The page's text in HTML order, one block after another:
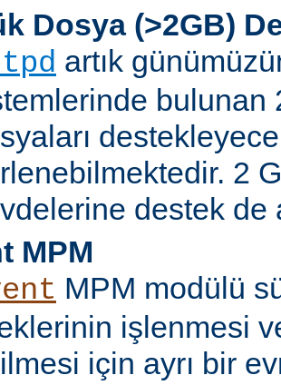
Dosya (>2GB)
artık
bulunan
2
destek de
MPM
MPM modülü
işlenmesi
için ayrı bir